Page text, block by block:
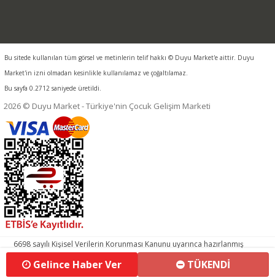
Gelince Haber Ver TÜKENDİ
Bu sitede kullanılan tüm görsel ve metinlerin telif hakkı © Duyu Market'e aittir. Duyu
Market'in izni olmadan kesinlikle kullanılamaz ve çoğaltılamaz.
Bu sayfa 0.2712 saniyede üretildi.
2026 © Duyu Market - Türkiye'nin Çocuk Gelişim Marketi
6698 sayılı Kişisel Verilerin Korunması Kanunu uyarınca hazırlanmış
aydınlatma metnimizi okumak ve sitemizde ilgili mevzuata uygun
olarak kullanılan çerezlerle ilgili bilgi almak için lütfen